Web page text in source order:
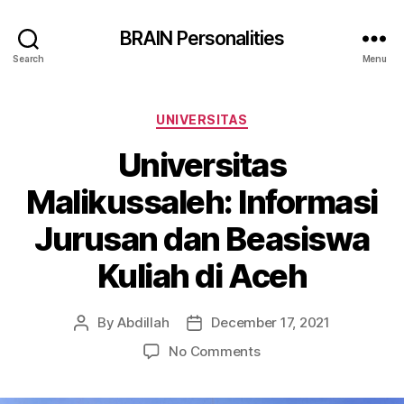
Search
BRAIN Personalities
Menu
Categories
UNIVERSITAS
Universitas
Malikussaleh: Informasi
Jurusan dan Beasiswa
Kuliah di Aceh
PostByAbdillah
Post
date
December 17, 2021
No Commentson